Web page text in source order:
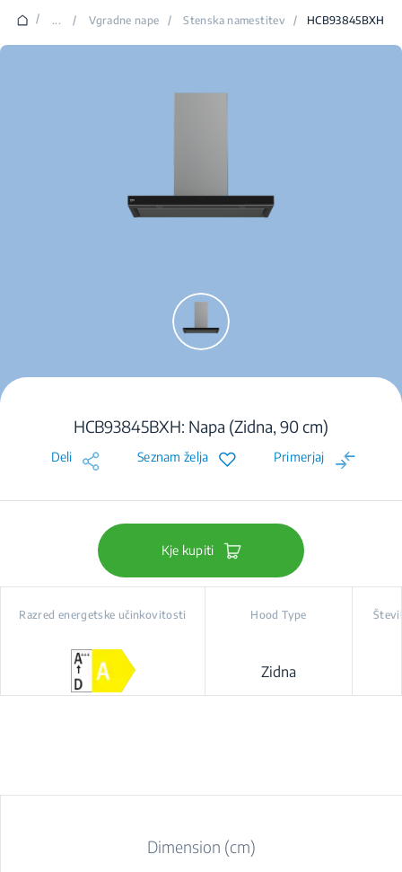
/ ... / Vgradne nape / Stenska namestitev / HCB93845BXH
HCB93845BXH: Napa (Zidna, 90 cm)
Deli Seznam želja Primerjaj
Kje kupiti
Razred energetske učinkovitosti Hood Type
Zidna
Dimension (cm)